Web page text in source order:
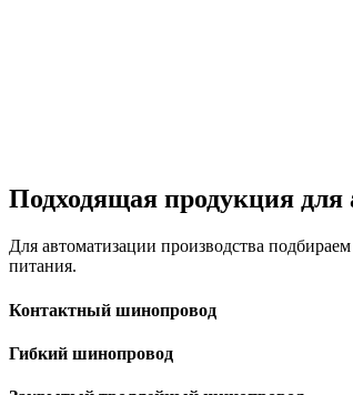
Подходящая продукция для
Для автоматизации производства
питания.
Контактный шинопровод
Гибкий шинопровод